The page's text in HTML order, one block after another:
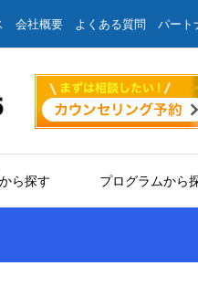
会社概要 よくある質問 パート
ら探す プログラムから